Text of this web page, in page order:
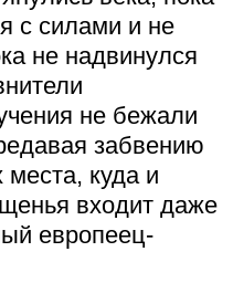
с силами и не
не надвинулся
не бежали
забвению
куда и
входит даже
европеец-